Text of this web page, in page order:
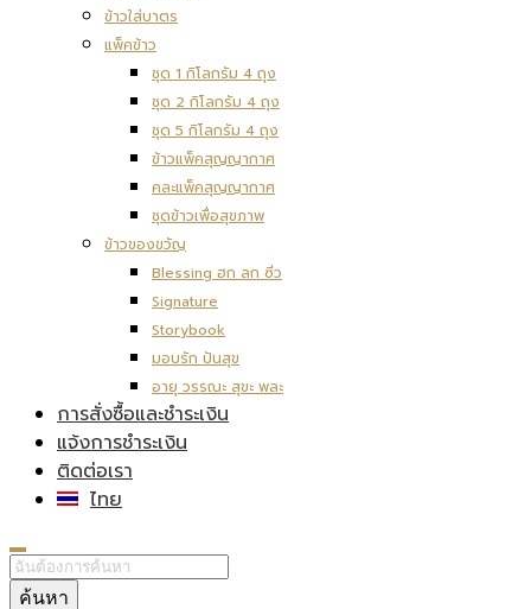
ข้าวใส่บาตร
แพ็คข้าว
ชุด 1 กิโลกรัม 4 ถุง
ชุด 2 กิโลกรัม 4 ถุง
ชุด 5 กิโลกรัม 4 ถุง
ข้าวแพ็คสุญญากาศ
คละแพ็คสุญญากาศ
ชุดข้าวเพื่อสุขภาพ
ข้าวของขวัญ
Blessing ฮก ลก ซิ่ว
Signature
Storybook
มอบรัก ปันสุข
อายุ วรรณะ สุขะ พละ
การสั่งซื้อและชำระเงิน
แจ้งการชำระเงิน
ติดต่อเรา
ไทย
ค้นหา